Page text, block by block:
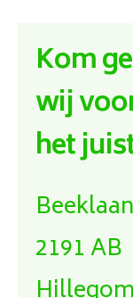
Kom
wij
het
2191 AB